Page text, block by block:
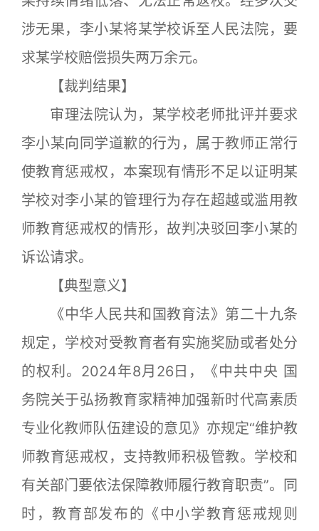
涉无果，李小某将某学校诉至人民法院，要
求某学校赔偿损失两万余元。
【裁判结果】
审理法院认为，某学校老师批评并要求
李小某向同学道歉的行为，属于教师正常行
使教育惩戒权，本案现有情形不足以证明某
学校对李小某的管理行为存在超越或滥用教
师教育惩戒权的情形，故判决驳回李小某的
诉讼请求。
【典型意义】
《中华人民共和国教育法》第二十九条
规定，学校对受教育者有实施奖励或者处分
的权利。2024年8月26日，《中共中央 国
务院关于弘扬教育家精神加强新时代高素质
专业化教师队伍建设的意见》亦规定“维护教
师教育惩戒权，支持教师积极管教。学校和
有关部门要依法保障教师履行教育职责”。同
时，教育部发布的《中小学教育惩戒规则